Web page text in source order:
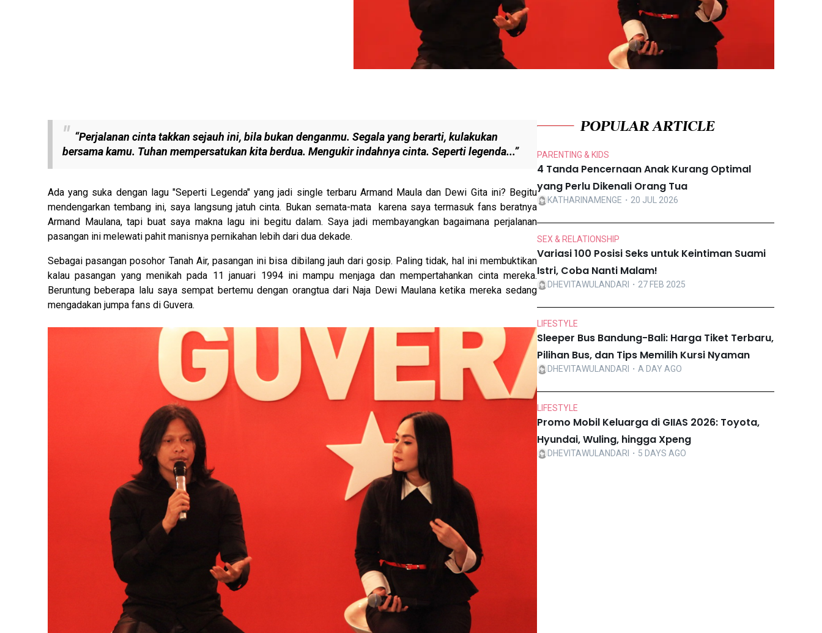
“Perjalanan cinta takkan sejauh ini, bila bukan denganmu. Segala yang berarti, kulakukan
bersama kamu. Tuhan mempersatukan kita berdua. Mengukir indahnya cinta. Seperti legenda...”
Ada yang suka dengan lagu "Seperti Legenda" yang jadi single terbaru Armand Maula dan Dewi Gita ini? Begitu
mendengarkan tembang ini, saya langsung jatuh cinta. Bukan semata-mata karena saya termasuk fans beratnya
Armand Maulana, tapi buat saya makna lagu ini begitu dalam. Saya jadi membayangkan bagaimana perjalanan
pasangan ini melewati pahit manisnya pernikahan lebih dari dua dekade.
Sebagai pasangan posohor Tanah Air, pasangan ini bisa dibilang jauh dari gosip. Paling tidak, hal ini membuktikan
kalau pasangan yang menikah pada 11 januari 1994 ini mampu menjaga dan mempertahankan cinta mereka.
Beruntung beberapa lalu saya sempat bertemu dengan orangtua dari Naja Dewi Maulana ketika mereka sedang
mengadakan jumpa fans di Guvera.
POPULAR ARTICLE
PARENTING & KIDS
4 Tanda Pencernaan Anak Kurang Optimal
yang Perlu Dikenali Orang Tua
KATHARINAMENGE ・20 JUL 2026
SEX & RELATIONSHIP
Variasi 100 Posisi Seks untuk Keintiman Suami
Istri, Coba Nanti Malam!
DHEVITAWULANDARI ・27 FEB 2025
LIFESTYLE
Sleeper Bus Bandung-Bali: Harga Tiket Terbaru,
Pilihan Bus, dan Tips Memilih Kursi Nyaman
DHEVITAWULANDARI ・A DAY AGO
LIFESTYLE
Promo Mobil Keluarga di GIIAS 2026: Toyota,
Hyundai, Wuling, hingga Xpeng
DHEVITAWULANDARI ・5 DAYS AGO